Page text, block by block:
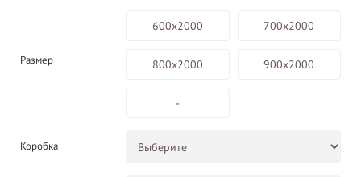
Размер
600х2000 700х2000
800х2000 900х2000
-
Коробка